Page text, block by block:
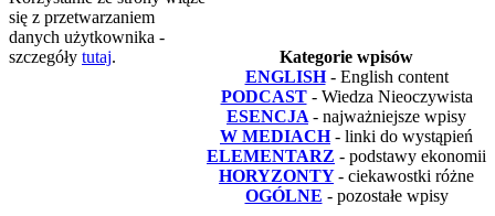
Kategorie wpisów
ENGLISH - English content
PODCAST - Wiedza Nieoczywista
ESENCJA - najważniejsze wpisy
W MEDIACH - linki do wystąpień
ELEMENTARZ - podstawy ekonomii
HORYZONTY - ciekawostki różne
OGÓLNE - pozostałe wpisy
się z przetwarzaniem
danych użytkownika -
szczegóły tutaj.